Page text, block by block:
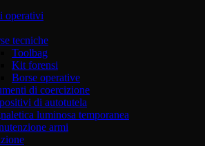
operativi
tecniche
Toolbag
Kit forensi
Borse operative
di coercizione
di autotutela
luminosa temporanea
armi